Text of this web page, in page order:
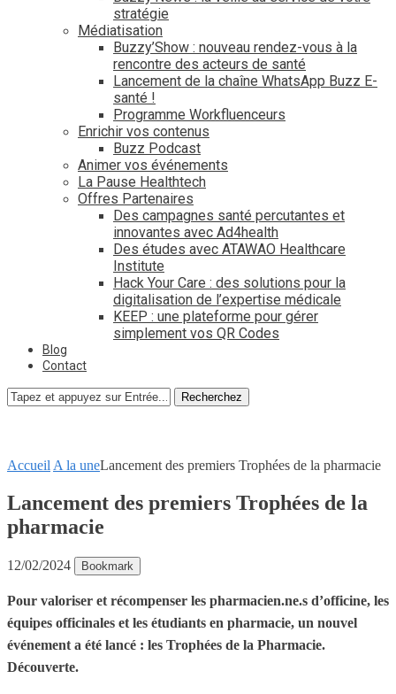
stratégie
Médiatisation
Buzzy’Show : nouveau rendez-vous à la
rencontre des acteurs de santé
Lancement de la chaîne WhatsApp Buzz E-
santé !
Programme Workfluenceurs
Enrichir vos contenus
Buzz Podcast
Animer vos événements
La Pause Healthtech
Offres Partenaires
Des campagnes santé percutantes et
innovantes avec Ad4health
Des études avec ATAWAO Healthcare
Institute
Hack Your Care : des solutions pour la
digitalisation de l’expertise médicale
KEEP : une plateforme pour gérer
simplement vos QR Codes
Blog
Contact
Recherchez
Accueil A la uneLancement des premiers Trophées de la pharmacie
Lancement des premiers Trophées de la
pharmacie
12/02/2024 Bookmark
Pour valoriser et récompenser les pharmacien.ne.s d’officine, les
équipes officinales et les étudiants en pharmacie, un nouvel
événement a été lancé : les Trophées de la Pharmacie.
Découverte.